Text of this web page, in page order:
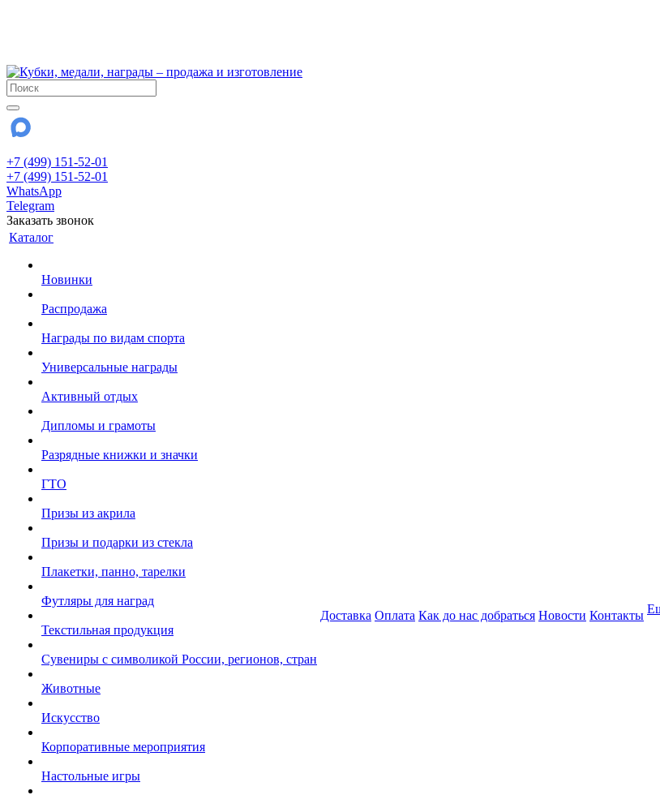
+7 (499) 151-52-01
+7 (499) 151-52-01
WhatsApp
Telegram
Заказать звонок
Каталог
Новинки
Распродажа
Награды по видам спорта
Универсальные награды
Активный отдых
Дипломы и грамоты
Разрядные книжки и значки
ГТО
Призы из акрила
Призы и подарки из стекла
Плакетки, панно, тарелки
Футляры для наград
Текстильная продукция
Сувениры с символикой России, регионов, стран
Животные
Искусство
Корпоративные мероприятия
Настольные игры
Доставка Оплата Как до нас добраться Новости Контакты